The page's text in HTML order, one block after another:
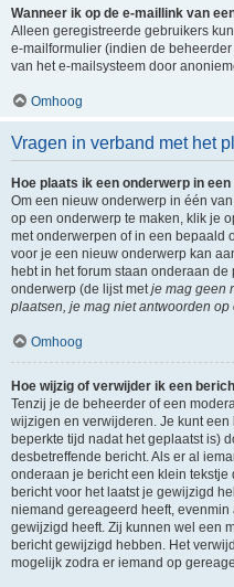
Wanneer ik op de e-maillink van
Alleen geregistreerde gebruikers
e-mailformulier (indien de
van het e-mailsysteem door
Omhoog
Vragen in verband met het
Hoe plaats ik een onderwerp in
Om een nieuw onderwerp in één
op een onderwerp te maken, klik je
met onderwerpen of in een bepaald
voor je een nieuw onderwerp kan
hebt in het forum staan onderaan
onderwerp (de lijst metje mag geen
plaatsen, je mag niet antwoorden
Omhoog
Hoe wijzig of verwijder ik een
Tenzij je de beheerder of een
wijzigen en verwijderen. Je kunt
beperkte tijd nadat het geplaatst is)
desbetreffende bericht. Als er al
onderaan je bericht een klein
bericht voor het laatst je gewijzigd
niemand gereageerd heeft,
gewijzigd heeft. Zij kunnen wel een
bericht gewijzigd hebben. Het
mogelijk zodra er iemand op